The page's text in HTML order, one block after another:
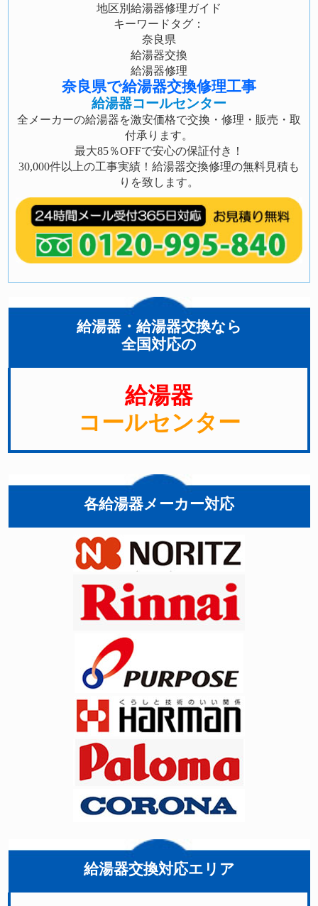
地区別給湯器修理ガイド
キーワードタグ：
奈良県
給湯器交換
給湯器修理
奈良県で給湯器交換修理工事
給湯器コールセンター
全メーカーの給湯器を激安価格で交換・修理・販売・取
付承ります。
最大85％OFFで安心の保証付き！
30,000件以上の工事実績！給湯器交換修理の無料見積も
りを致します。
給湯器・給湯器交換なら
全国対応の
給湯器
コールセンター
各給湯器メーカー対応
給湯器交換対応エリア